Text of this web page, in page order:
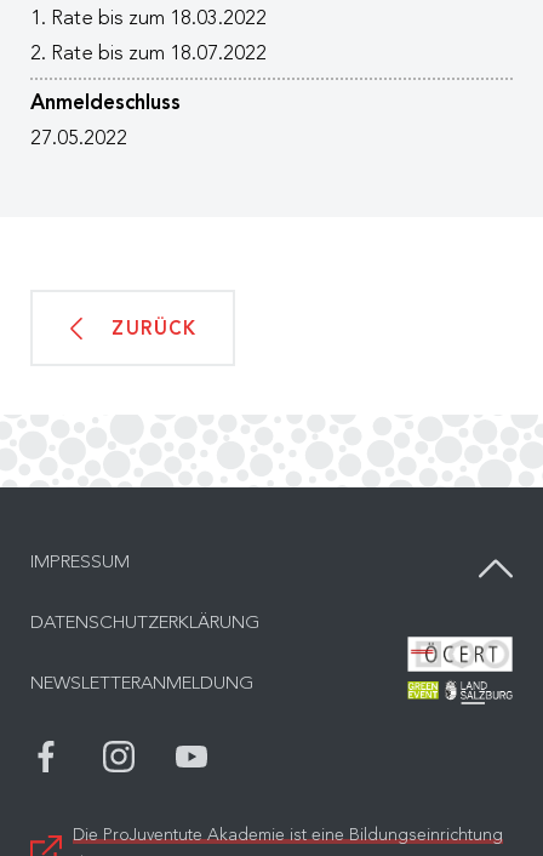
1. Rate bis zum 18.03.2022
2. Rate bis zum 18.07.2022
Anmeldeschluss
27.05.2022
ZURÜCK
IMPRESSUM
DATENSCHUTZERKLÄRUNG
NEWSLETTERANMELDUNG
Die ProJuventute Akademie ist eine Bildungseinrichtung